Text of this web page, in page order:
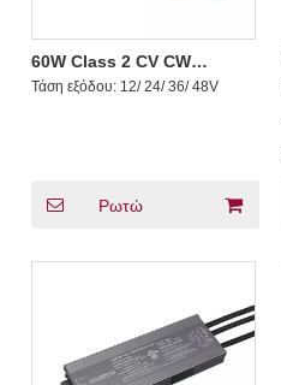
60W Class 2 CV CW
DMX512 LED Driver 12Vdc
24Vdc 36Vdc 48Vdc
Τάση εξόδου: 12/ 24/ 36/ 48V
Ρωτώ